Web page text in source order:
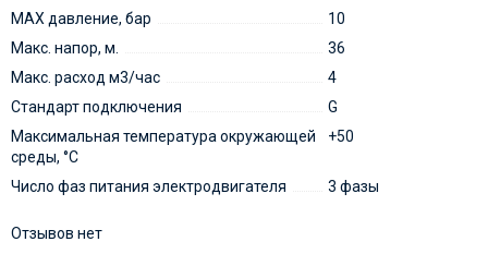
MAX давление, бар
10
Макс. напор, м.
36
Макс. расход м3/час
4
Стандарт подключения
G
Максимальная температура окружающей
среды, °С
+50
Число фаз питания электродвигателя 3 фазы
Отзывов нет